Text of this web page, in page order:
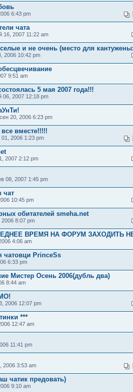
6:43 pm
чата
16, 2007 11:22 am
и не очень (место для
2006 10:42 pm
9:51 am
5 мая 2007 года!!!
06, 2007 12:18 pm
20, 2006 6:23 pm
вместе!!!!!
01, 2006 1:23 pm
2007 2:12 pm
08, 2007 1:45 pm
чат
10:45 pm
обитателей smeha.net
8:07 pm
ВРЕМЯ НА ФОРУМ ЗАХОДИТЬ
4:06 am
PrinceSs
6:33 pm
Мистер Осень 2006(дубль два)
8:44 am
2006 12:07 pm
***
12:47 am
11:41 pm
2006 3:53 am
чатик предовать)
9:10 am